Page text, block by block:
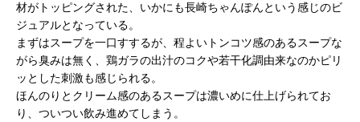
材がトッピングされた、いかにも長崎ちゃんぽんという感じのビ
ジュアルとなっている。
まずはスープを一口すするが、程よいトンコツ感のあるスープな
がら臭みは無く、鶏ガラの出汁のコクや若干化調由来なのかピリ
ッとした刺激も感じられる。
ほんのりとクリーム感のあるスープは濃いめに仕上げられてお
り、ついつい飲み進めてしまう。